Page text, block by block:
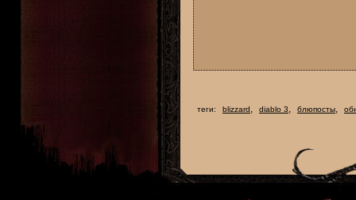
теги: blizzard, diablo 3, блюпосты,